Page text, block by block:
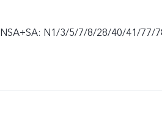
NSA+SA: N1/3/5/7/8/28/40/41/77/